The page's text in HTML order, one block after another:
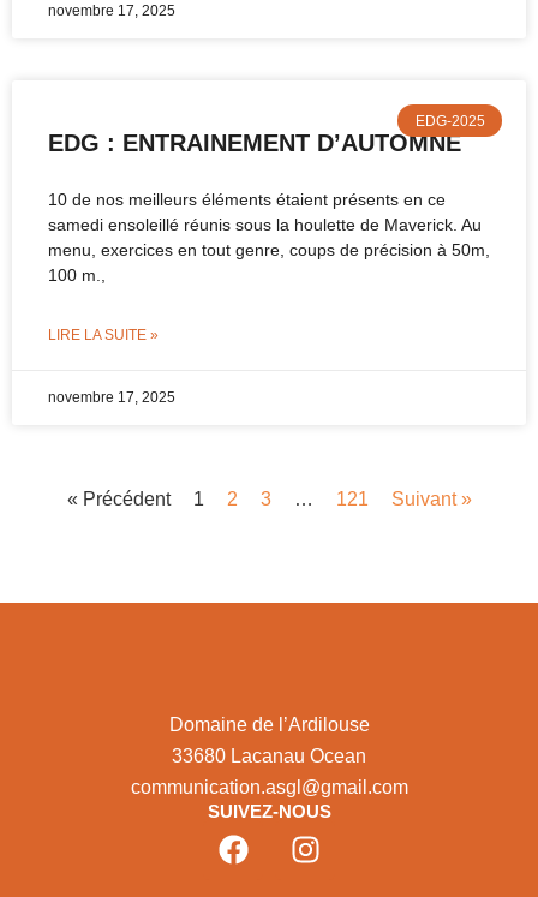
novembre 17, 2025
EDG-2025
EDG : ENTRAINEMENT D’AUTOMNE
10 de nos meilleurs éléments étaient présents en ce
samedi ensoleillé réunis sous la houlette de Maverick. Au
menu, exercices en tout genre, coups de précision à 50m,
100 m.,
LIRE LA SUITE »
novembre 17, 2025
« Précédent 1 2 3 … 121 Suivant »
Domaine de l’Ardilouse
33680 Lacanau Ocean
communication.asgl@gmail.com
SUIVEZ-NOUS